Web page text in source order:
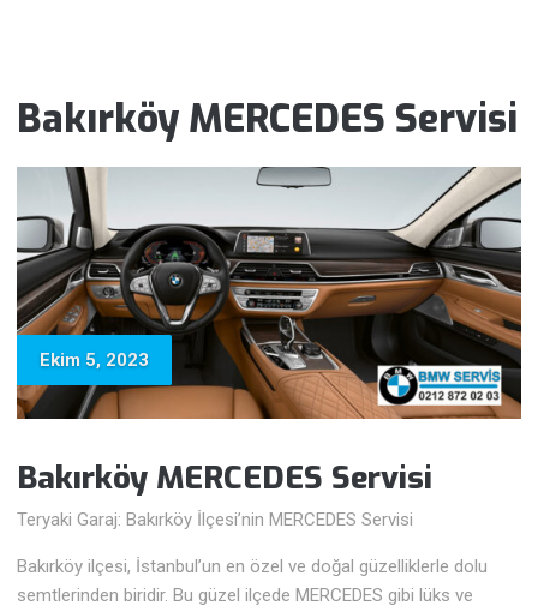
Bakırköy MERCEDES Servisi
Ekim 5, 2023
Bakırköy MERCEDES Servisi
Teryaki Garaj: Bakırköy İlçesi’nin MERCEDES Servisi
Bakırköy ilçesi, İstanbul’un en özel ve doğal güzelliklerle dolu
semtlerinden biridir. Bu güzel ilçede MERCEDES gibi lüks ve